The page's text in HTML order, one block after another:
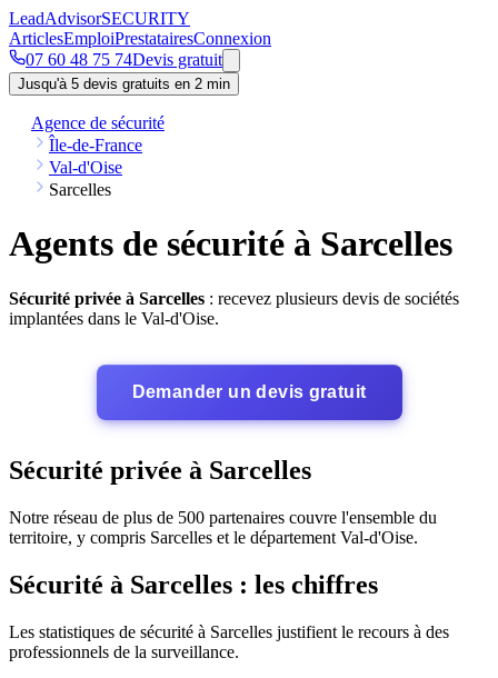
LeadAdvisorSECURITY
ArticlesEmploiPrestatairesConnexion
07 60 48 75 74Devis gratuit
Jusqu'à 5 devis gratuits en 2 min
Agence de sécurité
Île-de-France
Val-d'Oise
Sarcelles
Agents de sécurité à Sarcelles
Sécurité privée à Sarcelles : recevez plusieurs devis de sociétés
implantées dans le Val-d'Oise.
Demander un devis gratuit
Sécurité privée à Sarcelles
Notre réseau de plus de 500 partenaires couvre l'ensemble du
territoire, y compris Sarcelles et le département Val-d'Oise.
Sécurité à Sarcelles : les chiffres
Les statistiques de sécurité à Sarcelles justifient le recours à des
professionnels de la surveillance.